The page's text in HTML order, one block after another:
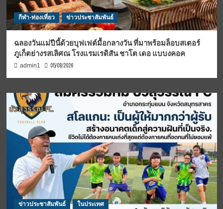
กีฬา-ท่องเที่ยว ข่าวประชาสัมพันธ์
ฉลองวันแม่ปีนี้ด้วยบุฟเฟต์มื้อกลางวัน ที่มาพร้อมล็อบสเตอร์
ภูเก็ตย่างรสเลิศณ โรงแรมเรดิสัน ชาโต เดอ แบบงคอค
admin1 05/08/2026
ข่าวประชาสัมพันธ์ ในประเทศ